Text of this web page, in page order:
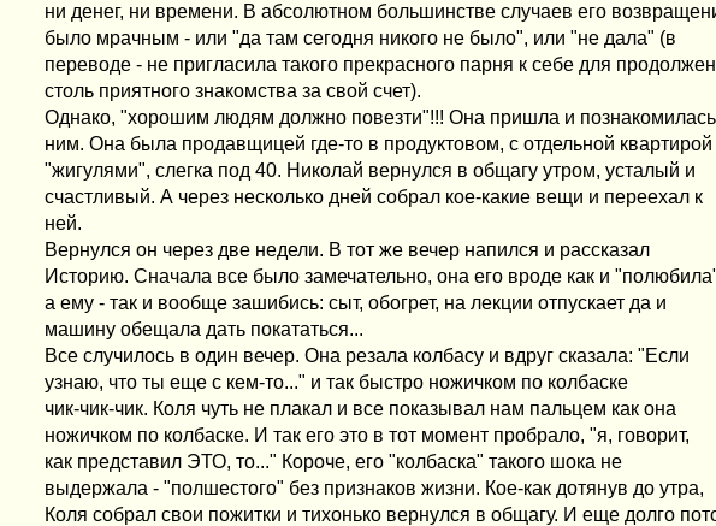
ни денег, ни времени. В абсолютном большинстве случаев его
было мрачным - или "да там сегодня никого не было", или "не дала" (в
переводе - не пригласила такого прекрасного парня к себе для
столь приятного знакомства за свой счет).
Однако, "хорошим людям должно повезти"!!! Она пришла и
ним. Она была продавщицей где-то в продуктовом, с отдельной квартирой
"жигулями", слегка под 40. Николай вернулся в общагу утром, усталый и
счастливый. А через несколько дней собрал кое-какие вещи и переехал к
ней.
Вернулся он через две недели. В тот же вечер напился и рассказал
Историю. Сначала все было замечательно, она его вроде как и
а ему - так и вообще зашибись: сыт, обогрет, на лекции отпускает да и
машину обещала дать покататься...
Все случилось в один вечер. Она резала колбасу и вдруг сказала: "Если
узнаю, что ты еще с кем-то..." и так быстро ножичком по колбаске
чик-чик-чик. Коля чуть не плакал и все показывал нам пальцем как она
ножичком по колбаске. И так его это в тот момент пробрало, "я, говорит,
как представил ЭТО, то..." Короче, его "колбаска" такого шока не
выдержала - "полшестого" без признаков жизни. Кое-как дотянув до утра,
Коля собрал свои пожитки и тихонько вернулся в общагу. И еще долго